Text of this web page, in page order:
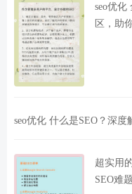
seo优化
区，助
seo优化 什么是SEO？深
超实用
SEO难题